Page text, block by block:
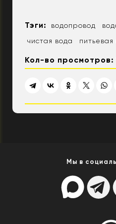
Тэги: водопровод
чистая вода
питьевая
Кол-во просмотров:
Мы в